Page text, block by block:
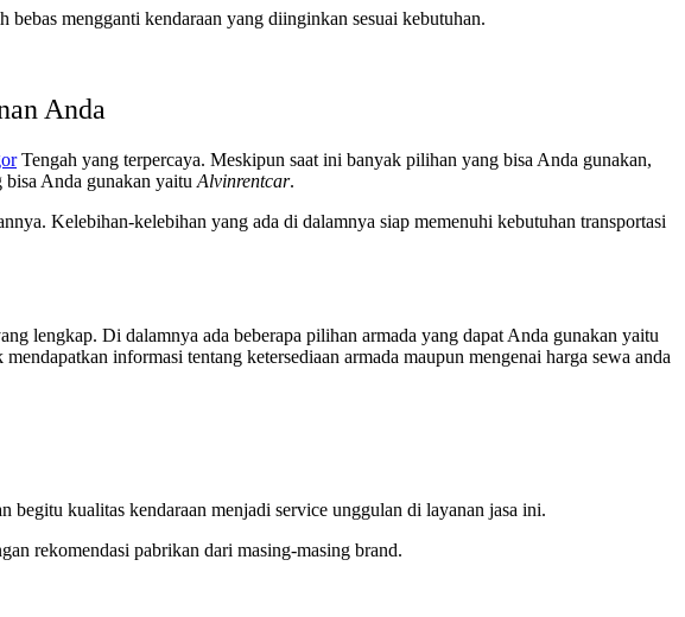
mengganti kendaraan yang diinginkan sesuai kebutuhan.
Anda
Tengah yang terpercaya. Meskipun saat ini banyak pilihan yang bisa Anda gunakan,
bisa Anda gunakan yaitu Alvinrentcar.
Kelebihan-kelebihan yang ada di dalamnya siap memenuhi kebutuhan transportasi
lengkap. Di dalamnya ada beberapa pilihan armada yang dapat Anda gunakan yaitu
informasi tentang ketersediaan armada maupun mengenai harga sewa anda
begitu kualitas kendaraan menjadi service unggulan di layanan jasa ini.
rekomendasi pabrikan dari masing-masing brand.